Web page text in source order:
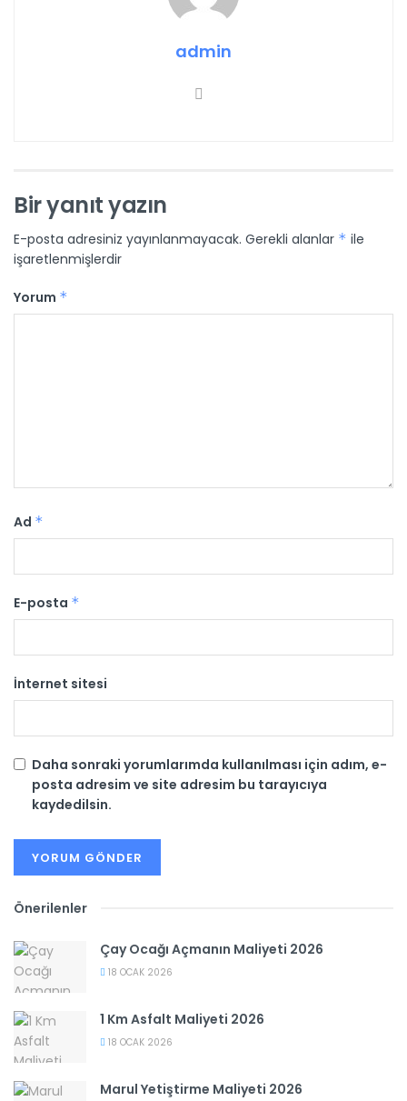
admin
Bir yanıt yazın
E-posta adresiniz yayınlanmayacak. Gerekli alanlar * ile
işaretlenmişlerdir
Yorum *
Ad *
E-posta *
İnternet sitesi
Daha sonraki yorumlarımda kullanılması için adım, e-
posta adresim ve site adresim bu tarayıcıya
kaydedilsin.
Önerilenler
Çay Ocağı Açmanın Maliyeti 2026
18 OCAK 2026
1 Km Asfalt Maliyeti 2026
18 OCAK 2026
Marul Yetiştirme Maliyeti 2026